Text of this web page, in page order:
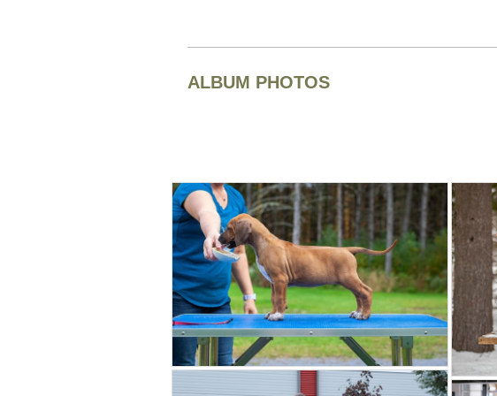
ALBUM PHOTOS